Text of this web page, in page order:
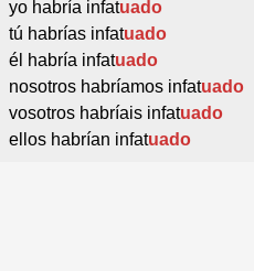
yo habría infatuado
tú habrías infatuado
él habría infatuado
nosotros habríamos infatuado
vosotros habríais infatuado
ellos habrían infatuado